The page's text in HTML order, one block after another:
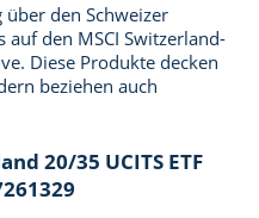
den Schweizer
den MSCI Switzerland-
Diese Produkte decken
beziehen auch
20/35 UCITS ETF